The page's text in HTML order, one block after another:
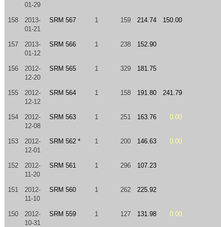
01-29
158
2013-
01-21
SRM 567 1 159 214.74 150.00
157
2013-
01-12
SRM 566 1 238 152.90
156
2012-
12-20
SRM 565 1 329 181.75
155
2012-
12-12
SRM 564 1 158 191.80 241.79
154
2012-
12-08
SRM 563 1 251 163.76 0.00
153
2012-
12-01
SRM 562 * 1 200 146.63 0.00
152
2012-
11-20
SRM 561 1 296 107.23
151
2012-
11-10
SRM 560 1 262 225.92
150
2012-
10-31
SRM 559 1 127 131.98 0.00